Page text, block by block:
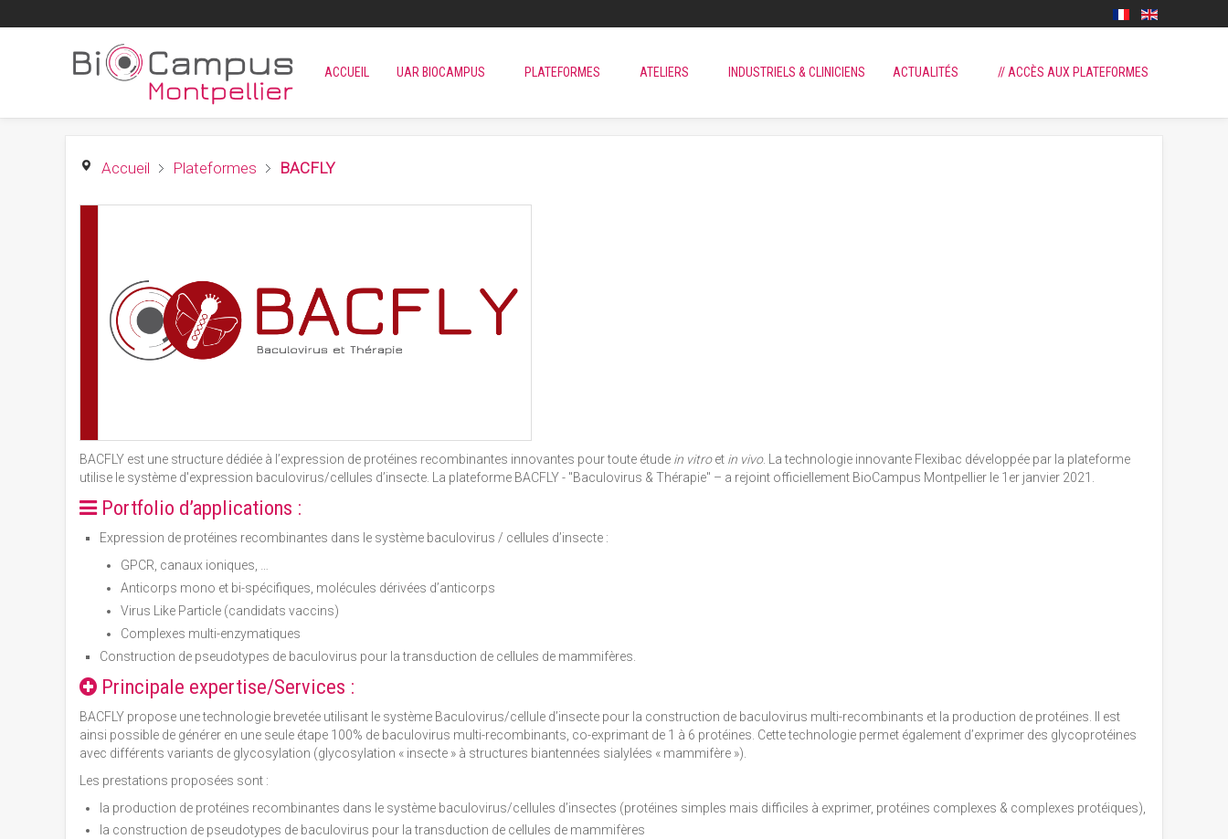
ACCUEIL UAR BIOCAMPUS PLATEFORMES ATELIERS INDUSTRIELS & CLINICIENS ACTUALITÉS // ACCÈS AUX PLATEFORMES
Accueil Plateformes BACFLY
BACFLY est une structure dédiée à l’expression de protéines recombinantes innovantes pour toute étude in vitroet in vivo. La technologie innovante Flexibac développée par la plateforme
utilise le système d'expression baculovirus/cellules d’insecte. La plateforme BACFLY - "Baculovirus & Thérapie" – a rejoint officiellement BioCampus Montpellier le 1er janvier 2021.
Portfolio d’applications :
Expression de protéines recombinantes dans le système baculovirus / cellules d’insecte :
GPCR, canaux ioniques, …
Anticorps mono et bi-spécifiques, molécules dérivées d’anticorps
Virus Like Particle (candidats vaccins)
Complexes multi-enzymatiques
Construction de pseudotypes de baculovirus pour la transduction de cellules de mammifères.
Principale expertise/Services :
BACFLY propose une technologie brevetée utilisant le système Baculovirus/cellule d’insecte pour la construction de baculovirus multi-recombinants et la production de protéines. Il est
ainsi possible de générer en une seule étape 100% de baculovirus multi-recombinants, co-exprimant de 1 à 6 protéines. Cette technologie permet également d’exprimer des glycoprotéines
avec différents variants de glycosylation (glycosylation « insecte » à structures biantennées sialylées « mammifère »).
Les prestations proposées sont :
la production de protéines recombinantes dans le système baculovirus/cellules d’insectes (protéines simples mais difficiles à exprimer, protéines complexes & complexes protéiques),
la construction de pseudotypes de baculovirus pour la transduction de cellules de mammifères